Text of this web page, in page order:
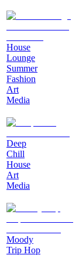
House
Lounge
Summer
Fashion
Art
Media
Deep
Chill
House
Art
Media
Moody
Trip Hop